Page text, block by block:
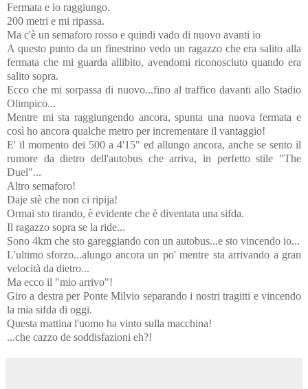
Fermata e lo raggiungo.
200 metri e mi ripassa.
Ma c'è un semaforo rosso e quindi vado di nuovo avanti io
A questo punto da un finestrino vedo un ragazzo che era salito alla
fermata che mi guarda allibito, avendomi riconosciuto quando era
salito sopra.
Ecco che mi sorpassa di nuovo...fino al traffico davanti allo Stadio
Olimpico...
Mentre mi sta raggiungendo ancora, spunta una nuova fermata e
così ho ancora qualche metro per incrementare il vantaggio!
E' il momento dei 500 a 4'15" ed allungo ancora, anche se sento il
rumore da dietro dell'autobus che arriva, in perfetto stile "The
Duel"...
Altro semaforo!
Daje stè che non ci ripija!
Ormai sto tirando, è evidente che è diventata una sifda.
Il ragazzo sopra se la ride...
Sono 4km che sto gareggiando con un autobus...e sto vincendo io...
L'ultimo sforzo...alungo ancora un po' mentre sta arrivando a gran
velocità da dietro...
Ma ecco il "mio arrivo"!
Giro a destra per Ponte Milvio separando i nostri tragitti e vincendo
la mia sifda di oggi.
Questa mattina l'uomo ha vinto sulla macchina!
...che cazzo de soddisfazioni eh?!